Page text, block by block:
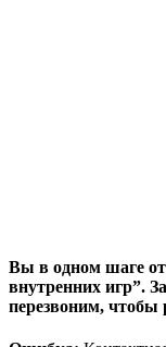
Вы в одном шаге от
внутренних игр”.
перезвоним, чтобы